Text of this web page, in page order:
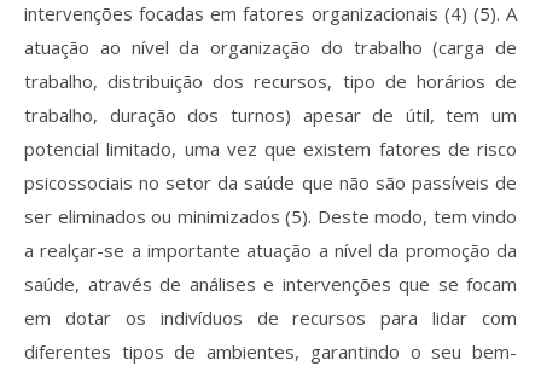
intervenções focadas em fatores organizacionais (4) (5). A
atuação ao nível da organização do trabalho (carga de
trabalho, distribuição dos recursos, tipo de horários de
trabalho, duração dos turnos) apesar de útil, tem um
potencial limitado, uma vez que existem fatores de risco
psicossociais no setor da saúde que não são passíveis de
ser eliminados ou minimizados (5). Deste modo, tem vindo
a realçar-se a importante atuação a nível da promoção da
saúde, através de análises e intervenções que se focam
em dotar os indivíduos de recursos para lidar com
diferentes tipos de ambientes, garantindo o seu bem-